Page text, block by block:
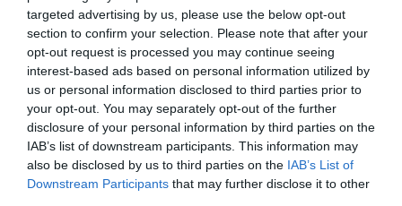
targeted advertising by us, please use the below opt-out
section to confirm your selection. Please note that after your
opt-out request is processed you may continue seeing
interest-based ads based on personal information utilized by
us or personal information disclosed to third parties prior to
your opt-out. You may separately opt-out of the further
disclosure of your personal information by third parties on the
IAB’s list of downstream participants. This information may
also be disclosed by us to third parties on the IAB’s List of
Downstream Participants that may further disclose it to other
Aucun commentaire !
LAISSER UN COMMENTAIRE
FAIRE UN DON